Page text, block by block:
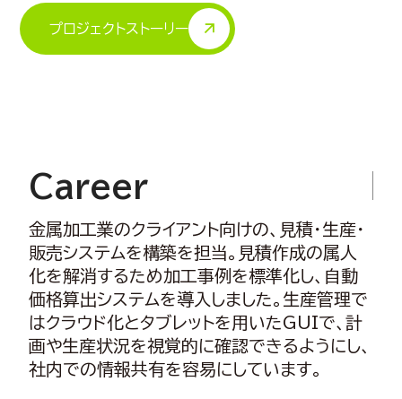
プロジェクトストーリー
Career
金属加工業のクライアント向けの、見積・生産・
販売システムを構築を担当。見積作成の属人
化を解消するため加工事例を標準化し、自動
価格算出システムを導入しました。生産管理で
はクラウド化とタブレットを用いたGUIで、計
画や生産状況を視覚的に確認できるようにし、
社内での情報共有を容易にしています。